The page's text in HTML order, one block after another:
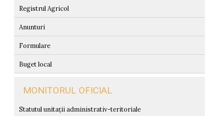
Registrul Agricol
Anunturi
Formulare
Buget local
MONITORUL OFICIAL
Statutul unitații administrativ-teritoriale